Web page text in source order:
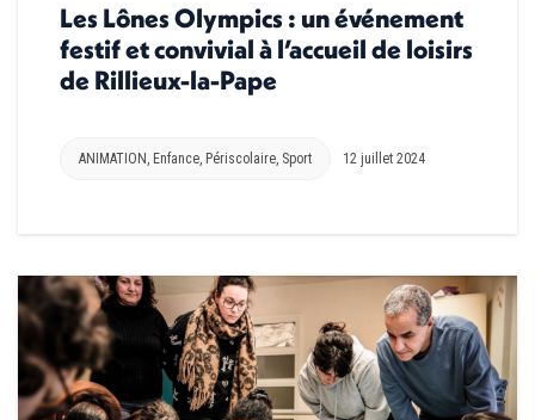
Les Lônes Olympics : un événement
festif et convivial à l’accueil de loisirs
de Rillieux-la-Pape
ANIMATION , Enfance, Périscolaire, Sport 12 juillet 2024